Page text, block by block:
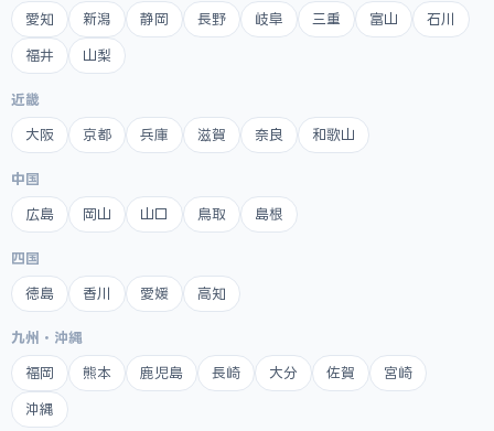
愛知 新潟 静岡 長野 岐阜 三重 富山 石川
福井 山梨
近畿
大阪 京都 兵庫 滋賀 奈良 和歌山
中国
広島 岡山 山口 鳥取 島根
四国
徳島 香川 愛媛 高知
九州・沖縄
福岡 熊本 鹿児島 長崎 大分 佐賀 宮崎
沖縄